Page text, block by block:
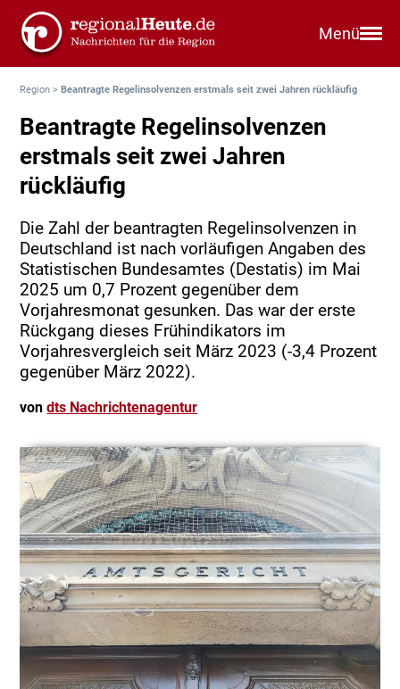
Menü
Region >Beantragte Regelinsolvenzen erstmals seit zwei Jahren rückläufig
Beantragte Regelinsolvenzen
erstmals seit zwei Jahren
rückläufig
Die Zahl der beantragten Regelinsolvenzen in
Deutschland ist nach vorläufigen Angaben des
Statistischen Bundesamtes (Destatis) im Mai
2025 um 0,7 Prozent gegenüber dem
Vorjahresmonat gesunken. Das war der erste
Rückgang dieses Frühindikators im
Vorjahresvergleich seit März 2023 (-3,4 Prozent
gegenüber März 2022).
vondts Nachrichtenagentur